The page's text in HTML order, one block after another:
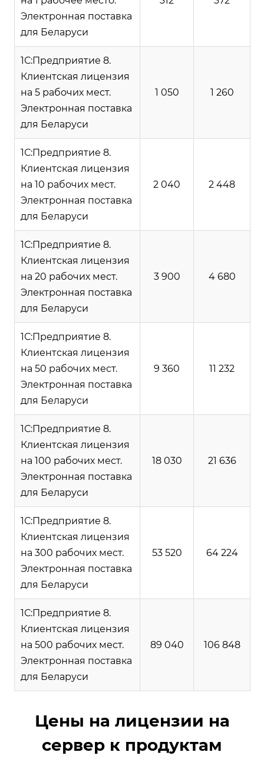
Электронная поставка
для Беларуси
1С:Предприятие 8.
Клиентская лицензия
на 5 рабочих мест.
Электронная поставка
для Беларуси
1 050 1 260
1С:Предприятие 8.
Клиентская лицензия
на 10 рабочих мест.
Электронная поставка
для Беларуси
2 040 2 448
1С:Предприятие 8.
Клиентская лицензия
на 20 рабочих мест.
Электронная поставка
для Беларуси
3 900 4 680
1С:Предприятие 8.
Клиентская лицензия
на 50 рабочих мест.
Электронная поставка
для Беларуси
9 360 11 232
1С:Предприятие 8.
Клиентская лицензия
на 100 рабочих мест.
Электронная поставка
для Беларуси
18 030 21 636
1С:Предприятие 8.
Клиентская лицензия
на 300 рабочих мест.
Электронная поставка
для Беларуси
53 520 64 224
1С:Предприятие 8.
Клиентская лицензия
на 500 рабочих мест.
Электронная поставка
для Беларуси
89 040 106 848
Цены на лицензии на
сервер к продуктам